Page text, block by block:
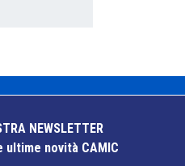
NEWSLETTER
ultime novità CAMIC